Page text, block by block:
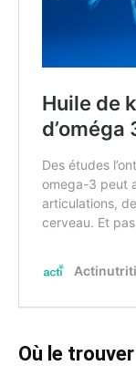
Où le